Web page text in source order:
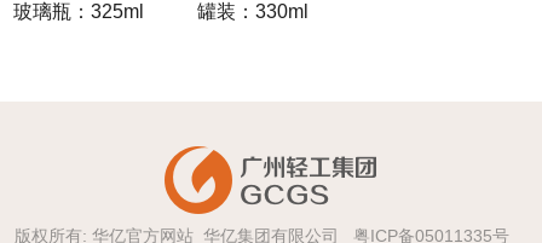
玻璃瓶：325ml罐装：330ml
版权所有: 华亿官方网站_华亿集团有限公司 粤ICP备05011335号